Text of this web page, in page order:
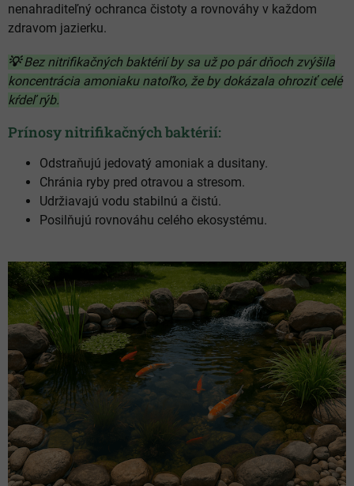
nenahraditeľný ochranca čistoty a rovnováhy v každom
zdravom jazierku.
💡Bez nitrifikačných baktérií by sa už po pár dňoch zvýšila
koncentrácia amoniaku natoľko, že by dokázala ohroziť celé
kŕdeľ rýb.
Prínosy nitrifikačných baktérií:
Odstraňujú jedovatý amoniak a dusitany.
Chránia ryby pred otravou a stresom.
Udržiavajú vodu stabilnú a čistú.
Posilňujú rovnováhu celého ekosystému.